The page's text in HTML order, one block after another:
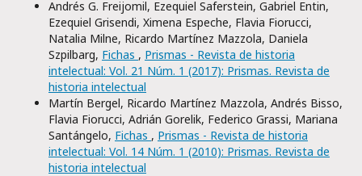
Andrés G. Freijomil, Ezequiel Saferstein, Gabriel Entin,
Ezequiel Grisendi, Ximena Espeche, Flavia Fiorucci,
Natalia Milne, Ricardo Martínez Mazzola, Daniela
Szpilbarg, Fichas , Prismas - Revista de historia
intelectual: Vol. 21 Núm. 1 (2017): Prismas. Revista de
historia intelectual
Martín Bergel, Ricardo Martínez Mazzola, Andrés Bisso,
Flavia Fiorucci, Adrián Gorelik, Federico Grassi, Mariana
Santángelo, Fichas , Prismas - Revista de historia
intelectual: Vol. 14 Núm. 1 (2010): Prismas. Revista de
historia intelectual